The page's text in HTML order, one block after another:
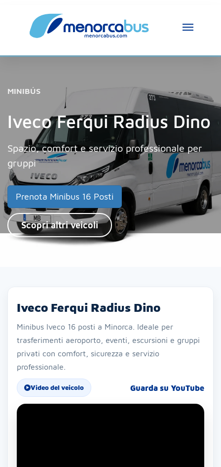
MINIBÚS
Iveco Ferqui Radius Dino
Spazio, comfort e servizio professionale per
gruppi
Prenota Minibus 16 Posti
Scopri altri veicoli
Iveco Ferqui Radius Dino
Minibus Iveco 16 posti a Minorca. Ideale per
trasferimenti aeroporto, eventi, escursioni e gruppi
privati con comfort, sicurezza e servizio
professionale.
Video del veicolo Guarda su YouTube
MenorcaBus Assistant
Ciao, sono l’assistente di MenorcaBus. Come
posso aiutarti?